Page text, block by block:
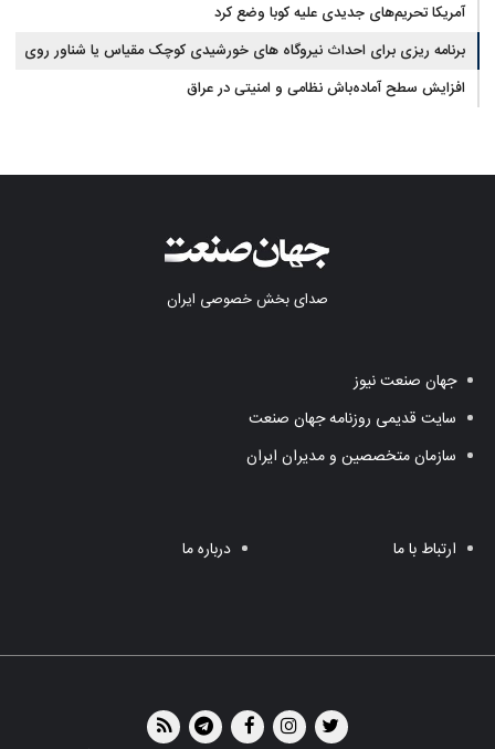
آمریکا تحریم‌های جدیدی علیه کوبا وضع کرد
برنامه ریزی برای احداث نیروگاه های خورشیدی کوچک مقیاس یا شناور روی
آب در مازندران
افزایش سطح آماده‌باش نظامی و امنیتی در عراق
صدای بخش خصوصی ایران
جهان صنعت نیوز
سایت قدیمی روزنامه جهان صنعت
سازمان متخصصین و مدیران ایران
ارتباط با ما درباره ما